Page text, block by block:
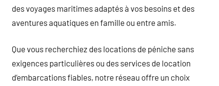
des voyages maritimes adaptés à vos besoins et des
aventures aquatiques en famille ou entre amis.
Que vous recherchiez des locations de péniche sans
exigences particulières ou des services de location
d’embarcations fiables, notre réseau offre un choix